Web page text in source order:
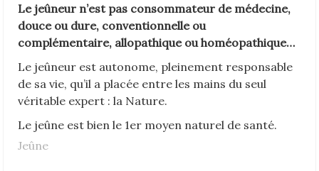
Le jeûneur n’est pas consommateur de médecine,
douce ou dure, conventionnelle ou
complémentaire, allopathique ou homéopathique…
Le jeûneur est autonome, pleinement responsable
de sa vie, qu’il a placée entre les mains du seul
véritable expert : la Nature.
Le jeûne est bien le 1er moyen naturel de santé.
Jeûne